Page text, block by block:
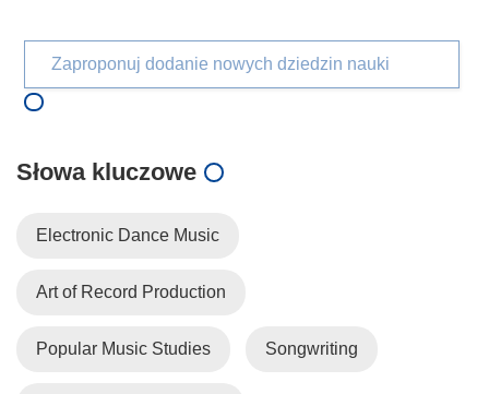
Zaproponuj dodanie nowych dziedzin nauki
Słowa kluczowe
Electronic Dance Music
Art of Record Production
Popular Music Studies Songwriting